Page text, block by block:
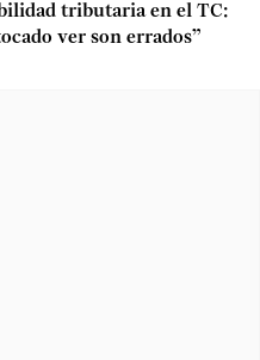
tributaria en el TC:
ver son errados”